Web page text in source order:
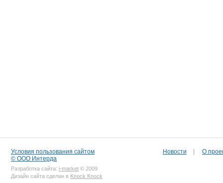
Условия пользования сайтом
© ООО Интерда
Разработка сайта: i-market © 2009
Дизайн сайта сделан в Knock Knock
Новости О